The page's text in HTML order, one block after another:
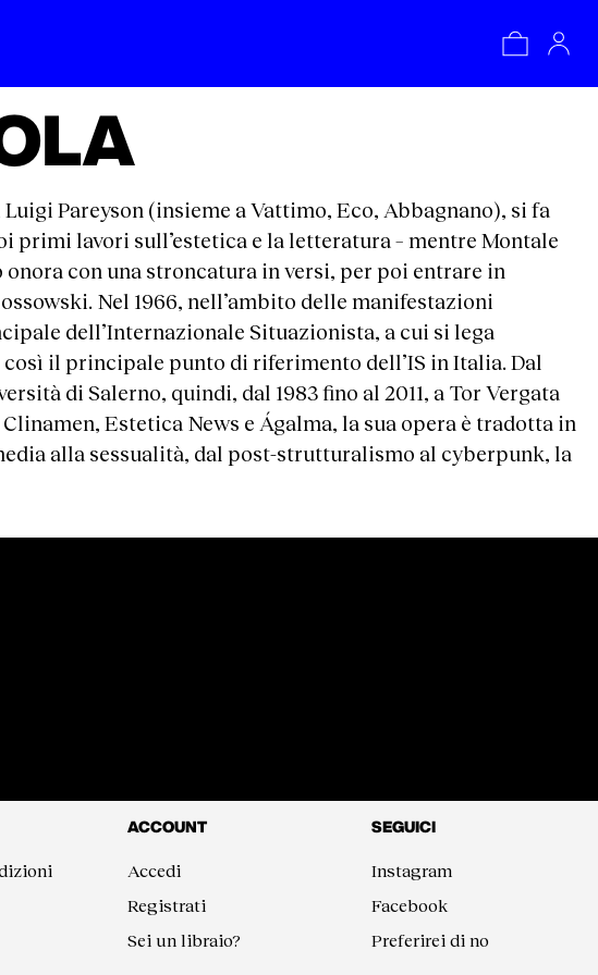
Pareyson (insieme a Vattimo, Eco, Abbagnano), si fa
primi lavori sull’estetica e la letteratura – mentre Montale
con una stroncatura in versi, per poi entrare in
Nel 1966, nell’ambito delle manifestazioni
dell’Internazionale Situazionista, a cui si lega
il principale punto di riferimento dell’IS in Italia. Dal
di Salerno, quindi, dal 1983 fino al 2011, a Tor Vergata
Estetica News e Ágalma, la sua opera è tradotta in
alla sessualità, dal post-strutturalismo al cyberpunk, la
ACCOUNT
Accedi
Registrati
Sei un libraio?
SEGUICI
Instagram
Facebook
Preferirei di no